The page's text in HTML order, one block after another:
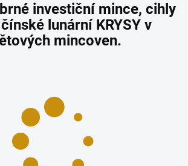
investiční mince, cihly
lunární KRYSY v
mincoven.